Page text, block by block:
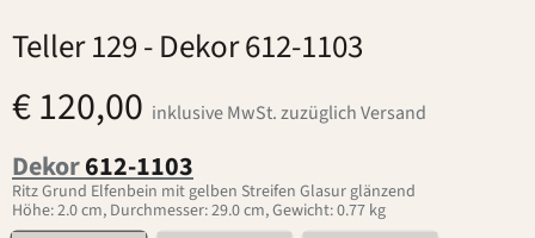
Teller 129- Dekor 612-1103
€ 120,00 inklusive MwSt. zuzüglich Versand
Dekor612-1103
Ritz Grund Elfenbein mit gelben Streifen Glasur glänzend
Höhe: 2.0 cm, Durchmesser: 29.0 cm, Gewicht: 0.77 kg